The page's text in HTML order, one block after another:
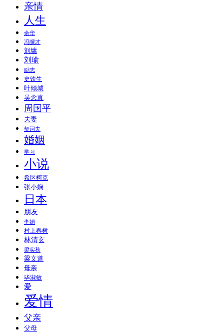
亲情
人生
余华
冯骥才
刘墉
刘瑜
励志
史铁生
叶倾城
吴念真
周国平
夫妻
契诃夫
婚姻
学习
小说
希区柯克
张小娴
日本
朋友
李娟
村上春树
林清玄
梁实秋
梁文道
母亲
毕淑敏
爱
爱情
父亲
父母